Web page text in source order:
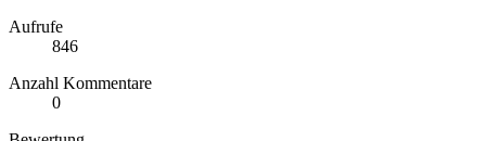
Aufrufe
846
Anzahl Kommentare
0